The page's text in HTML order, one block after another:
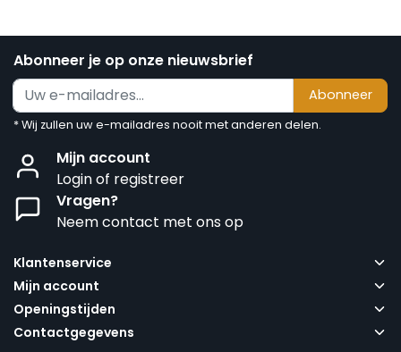
Abonneer je op onze nieuwsbrief
Abonneer
* Wij zullen uw e-mailadres nooit met anderen delen.
Mijn account
Login of registreer
Vragen?
Neem contact met ons op
Klantenservice
Mijn account
Openingstijden
Contactgegevens